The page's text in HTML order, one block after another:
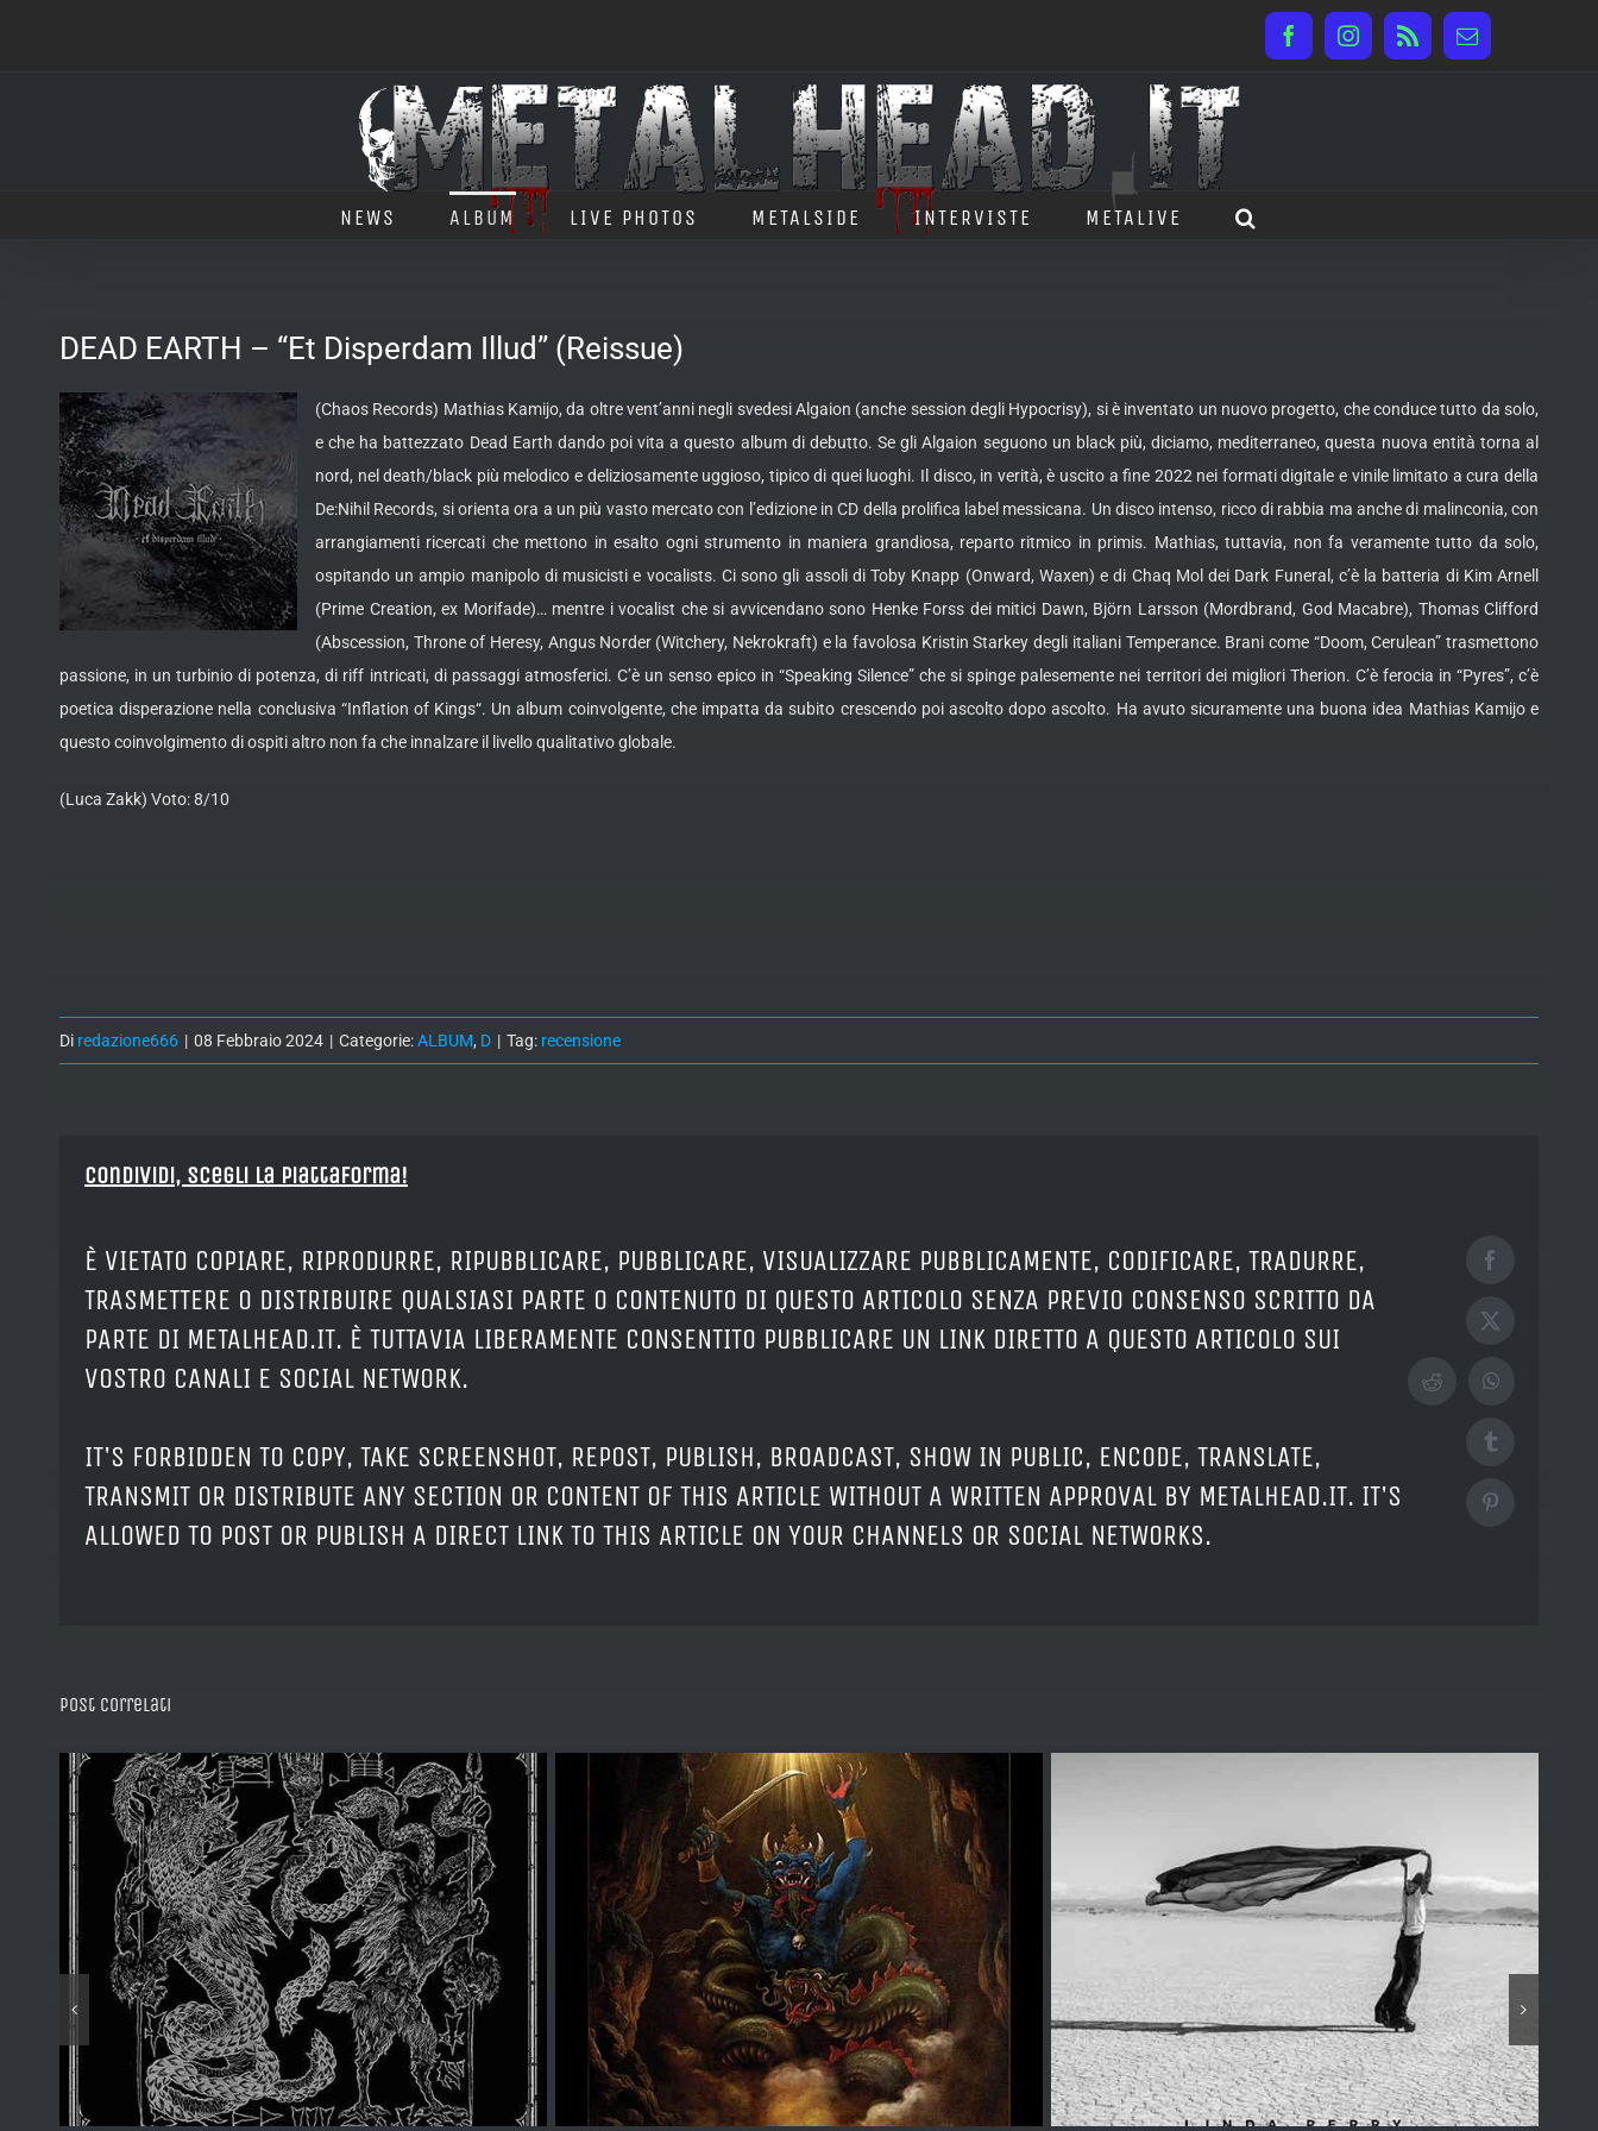
FacebookInstagram
Rss Email
NEWS ALBUM LIVE PHOTOS METALSIDE INTERVISTE METALIVE
DEAD EARTH – “Et Disperdam Illud” (Reissue)
(Chaos Records) Mathias Kamijo, da oltre vent’anni negli svedesi Algaion (anche session degli Hypocrisy), si è inventato un nuovo progetto, che conduce tutto da solo,
e che ha battezzato Dead Earth dando poi vita a questo album di debutto. Se gli Algaion seguono un black più, diciamo, mediterraneo, questa nuova entità torna al
nord, nel death/black più melodico e deliziosamente uggioso, tipico di quei luoghi. Il disco, in verità, è uscito a fine 2022 nei formati digitale e vinile limitato a cura della
De:Nihil Records, si orienta ora a un più vasto mercato con l’edizione in CD della prolifica label messicana. Un disco intenso, ricco di rabbia ma anche di malinconia, con
arrangiamenti ricercati che mettono in esalto ogni strumento in maniera grandiosa, reparto ritmico in primis. Mathias, tuttavia, non fa veramente tutto da solo,
ospitando un ampio manipolo di musicisti e vocalists. Ci sono gli assoli di Toby Knapp (Onward, Waxen) e di Chaq Mol dei Dark Funeral, c’è la batteria di Kim Arnell
(Prime Creation, ex Morifade)… mentre i vocalist che si avvicendano sono Henke Forss dei mitici Dawn, Björn Larsson (Mordbrand, God Macabre), Thomas Clifford
(Abscession, Throne of Heresy, Angus Norder (Witchery, Nekrokraft) e la favolosa Kristin Starkey degli italiani Temperance. Brani come “Doom, Cerulean” trasmettono
passione, in un turbinio di potenza, di riff intricati, di passaggi atmosferici. C’è un senso epico in “Speaking Silence” che si spinge palesemente nei territori dei migliori Therion. C’è ferocia in “Pyres”, c’è
poetica disperazione nella conclusiva “Inflation of Kings“. Un album coinvolgente, che impatta da subito crescendo poi ascolto dopo ascolto. Ha avuto sicuramente una buona idea Mathias Kamijo e
questo coinvolgimento di ospiti altro non fa che innalzare il livello qualitativo globale.
(Luca Zakk) Voto: 8/10
Di redazione666 | 08 Febbraio 2024 | Categorie:ALBUM, D | Tag: recensione
Condividi, Scegli la piattaforma!
È VIETATO COPIARE, RIPRODURRE, RIPUBBLICARE, PUBBLICARE, VISUALIZZARE PUBBLICAMENTE, CODIFICARE, TRADURRE,
TRASMETTERE O DISTRIBUIRE QUALSIASI PARTE O CONTENUTO DI QUESTO ARTICOLO SENZA PREVIO CONSENSO SCRITTO DA
PARTE DI METALHEAD.IT. È TUTTAVIA LIBERAMENTE CONSENTITO PUBBLICARE UN LINK DIRETTO A QUESTO ARTICOLO SUI
VOSTRO CANALI E SOCIAL NETWORK.
IT'S FORBIDDEN TO COPY, TAKE SCREENSHOT, REPOST, PUBLISH, BROADCAST, SHOW IN PUBLIC, ENCODE, TRANSLATE,
TRANSMIT OR DISTRIBUTE ANY SECTION OR CONTENT OF THIS ARTICLE WITHOUT A WRITTEN APPROVAL BY METALHEAD.IT. IT'S
ALLOWED TO POST OR PUBLISH A DIRECT LINK TO THIS ARTICLE ON YOUR CHANNELS OR SOCIAL NETWORKS.
Facebook
X
RedditWhatsApp
Tumblr
Pinterest
Post correlati